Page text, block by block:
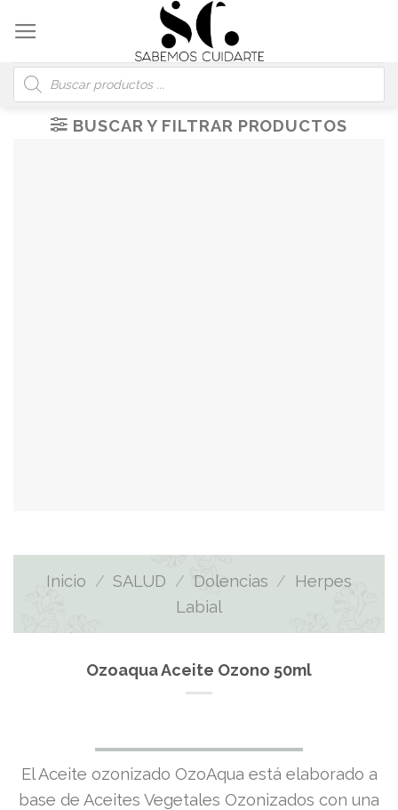
content
Búsqueda
de
productos
BUSCAR Y FILTRAR PRODUCTOS
Inicio / SALUD / Dolencias /
Herpes
Labial
Ozoaqua Aceite Ozono 50ml
El Aceite ozonizado OzoAqua está elaborado a
base de Aceites Vegetales Ozonizados con una